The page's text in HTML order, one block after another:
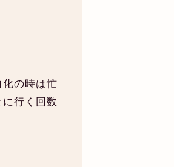
の時は忙
行く回数